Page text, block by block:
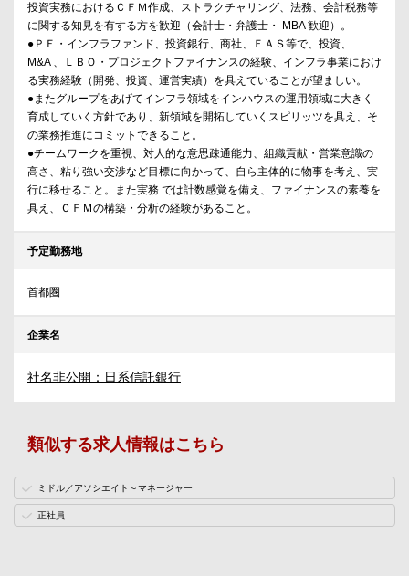
投資実務におけるＣＦＭ作成、ストラクチャリング、法務、会計税務等
に関する知見を有する方を歓迎（会計士・弁護士・ MBA 歓迎）。
●ＰＥ・インフラファンド、投資銀行、商社、ＦＡＳ等で、投資、
M&A 、ＬＢＯ・プロジェクトファイナンスの経験、インフラ事業におけ
る実務経験（開発、投資、運営実績）を具えていることが望ましい。
●またグループをあげてインフラ領域をインハウスの運用領域に大きく
育成していく方針であり、新領域を開拓していくスピリッツを具え、そ
の業務推進にコミットできること。
●チームワークを重視、対人的な意思疎通能力、組織貢献・営業意識の
高さ、粘り強い交渉など目標に向かって、自ら主体的に物事を考え、実
行に移せること。また実務 では計数感覚を備え、ファイナンスの素養を
具え、ＣＦＭの構築・分析の経験があること。
予定勤務地
首都圏
企業名
社名非公開：日系信託銀行
類似する求人情報はこちら
ミドル／アソシエイト～マネージャー
正社員